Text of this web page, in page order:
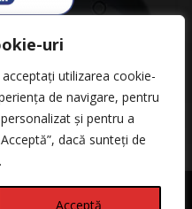
uri
utilizarea cookie-
de navigare, pentru
și pentru a
dacă sunteți de
Acceptă